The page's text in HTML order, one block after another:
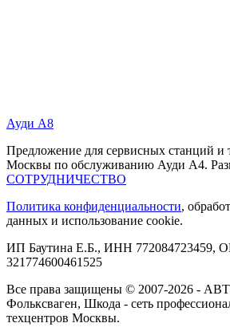
Ауди А8
Предложение для сервисных станций и
Москвы по обслуживанию Ауди А4.
СОТРУДНИЧЕСТВО
Политика конфиденциальности,
данных и использование cookie.
ИП Баутина Е.Б., ИНН 772084723459,
321774600461525
Все права защищены © 2007-2026 -
Фольксваген, Шкода - сеть
техцентров Москвы.